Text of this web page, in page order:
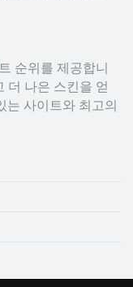
순위를 제공합니
더 나은 스킨을 얻
는 사이트와 최고의